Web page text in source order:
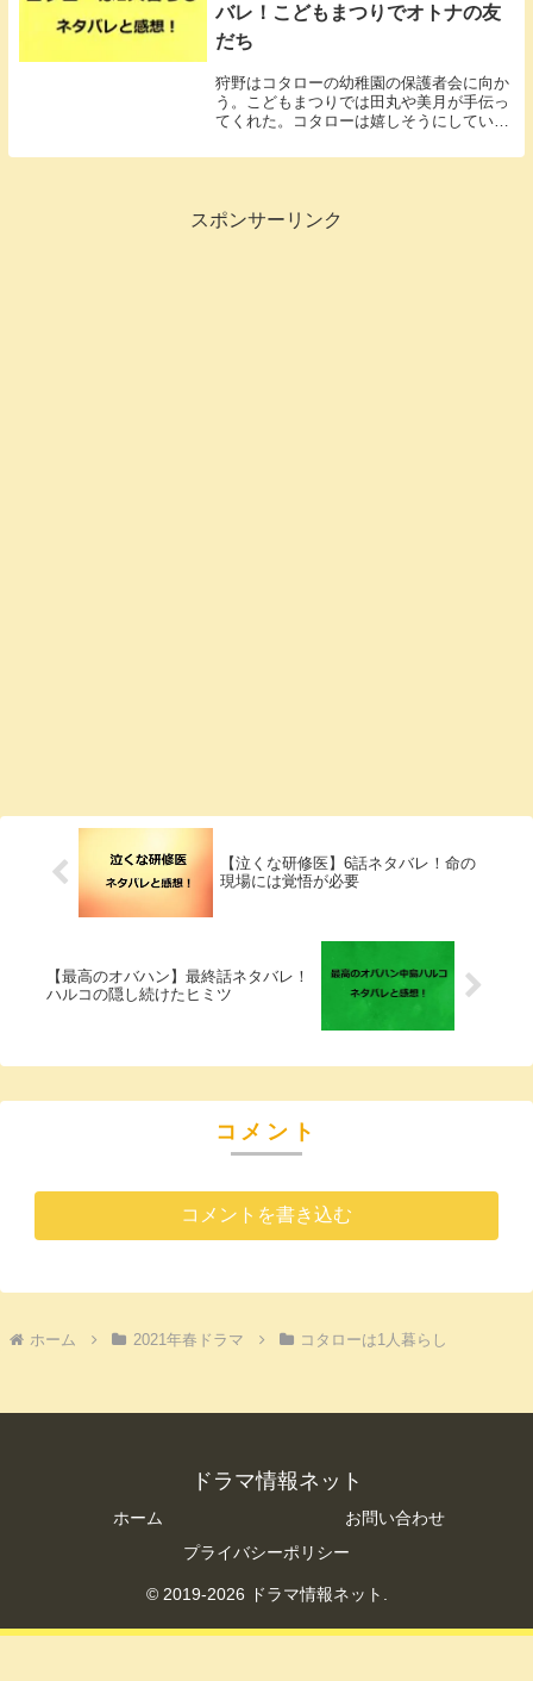
バレ！こどもまつりでオトナの友
だち
狩野はコタローの幼稚園の保護者会に向か
う。こどもまつりでは田丸や美月が手伝っ
てくれた。コタローは嬉しそうにしてい
スポンサーリンク
【泣くな研修医】6話ネタバレ！命の
現場には覚悟が必要
【最高のオバハン】最終話ネタバレ！
ハルコの隠し続けたヒミツ
コメント
コメントを書き込む
ホーム 2021年春ドラマ コタローは1人暮らし
ドラマ情報ネット
ホーム
お問い合わせ
プライバシーポリシー
© 2019-2026 ドラマ情報ネット.